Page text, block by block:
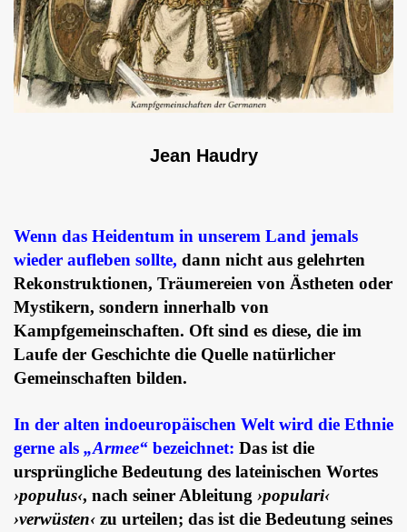
Jean Haudry
Wenn das Heidentum in unserem Land jemals
wieder aufleben sollte, dann nicht aus gelehrten
Rekonstruktionen, Träumereien von Ästheten oder
Mystikern, sondern innerhalb von
Kampfgemeinschaften. Oft sind es diese, die im
Laufe der Geschichte die Quelle natürlicher
Gemeinschaften bilden.
In der alten indoeuropäischen Welt wird die Ethnie
gerne als „Armee“ bezeichnet: Das ist die
ursprüngliche Bedeutung des lateinischen Wortes
›populus‹, nach seiner Ableitung ›populari‹
›verwüsten‹ zu urteilen; das ist die Bedeutung seines